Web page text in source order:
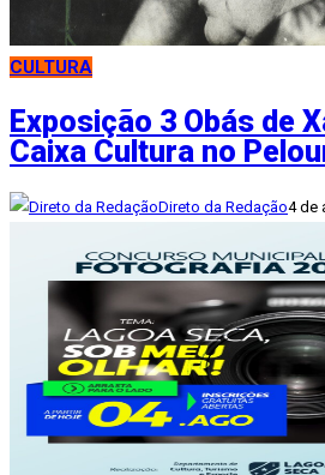
CULTURA
Exposição 3 Obás de
Caixa Cultura no
Direto da Redação4 de